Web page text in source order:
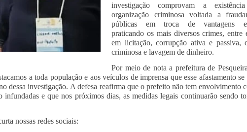
investigação comprovam a
organização criminosa voltada a
públicas em troca de vantagens
praticando os mais diversos crimes, entre
em licitação, corrupção ativa e passiva,
criminosa e lavagem de dinheiro.
Por meio de nota a prefeitura de
a toda população e aos veículos de imprensa que esse afastamento
dessa investigação. A defesa reafirma que o prefeito não tem envolvimento
infundadas e que nos próximos dias, as medidas legais continuarão sendo
nossas redes sociais: